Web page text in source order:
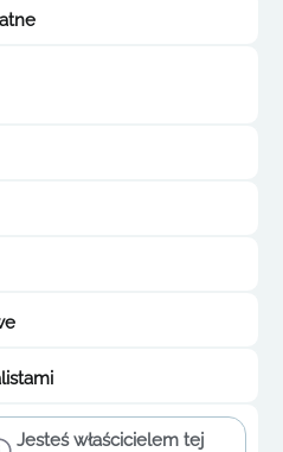
Jesteś właścicielem tej